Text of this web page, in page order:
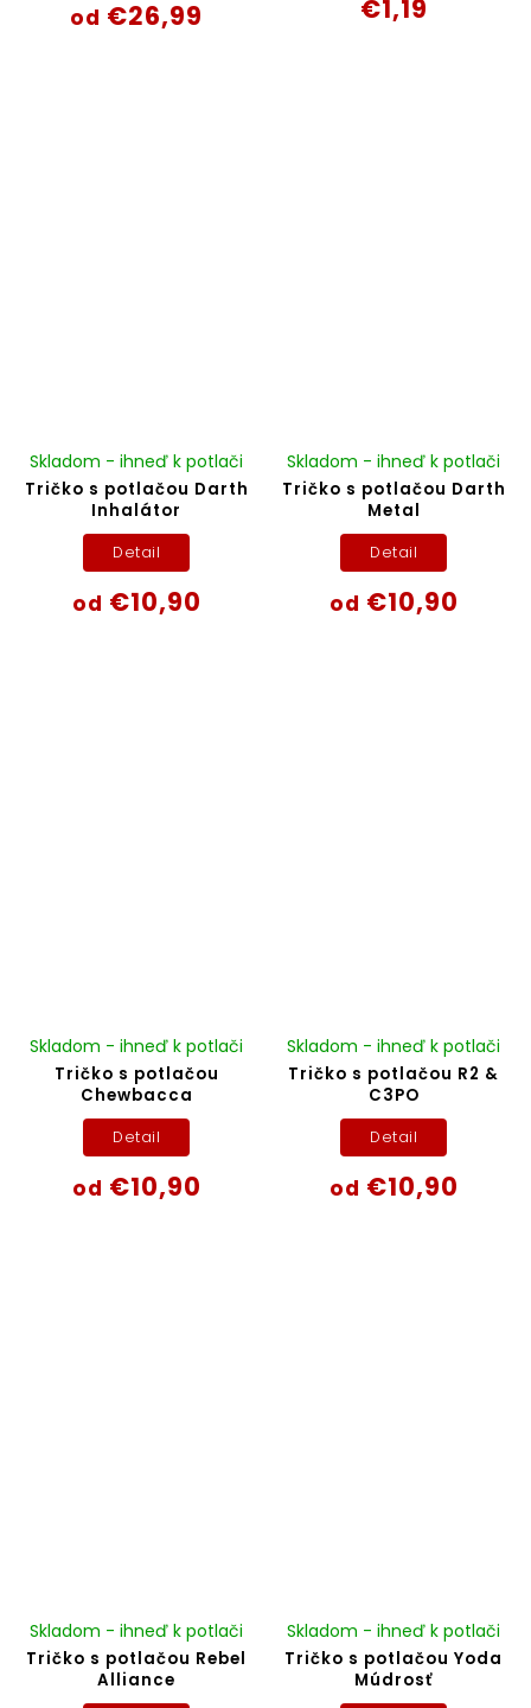
od €26,99 €1,19
Tričko s potlačou Darth
Inhalátor
Skladom - ihneď k potlači
od €10,90
Detail
Tričko s potlačou Darth
Metal
Skladom - ihneď k potlači
od €10,90
Detail
Tričko s potlačou
Chewbacca
Skladom - ihneď k potlači
od €10,90
Detail
Tričko s potlačou R2 &
C3PO
Skladom - ihneď k potlači
od €10,90
Detail
Tričko s potlačou Rebel
Alliance
Skladom - ihneď k potlači
Tričko s potlačou Yoda
Múdrosť
Skladom - ihneď k potlači